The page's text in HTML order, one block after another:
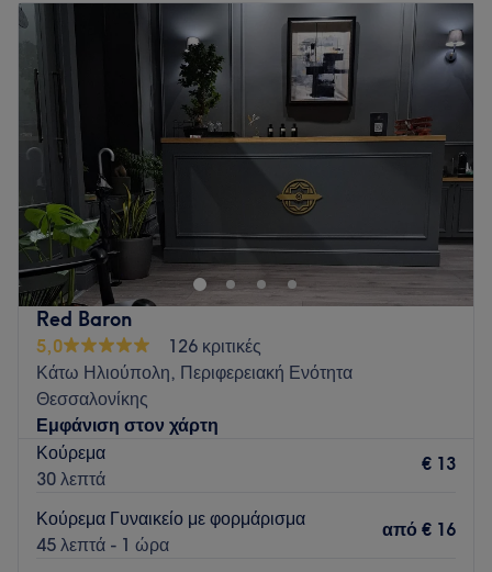
Τρίτη
11:00
20:20
Τετάρτη
11:00
20:20
11:00
20:20
Παρασκευή
11:00
10:00–16:20
Κυριακή
Κλειστό
Ενας industrial διαμορφωμένος χώρος Κομμωτές με
εμπειρία και συνεχής εξέλιξη. Χώρος που απευθύνεται σε
όλους και με πολλές ιδέες για μοναδικά στυλ.
Go to venue
Red Baron
5,0
126 κριτικές
Κάτω Ηλιούπολη, Περιφερειακή Ενότητα
Θεσσαλονίκης
Εμφάνιση στον χάρτη
Κούρεμα
30 λεπτά
€ 13
Κούρεμα Γυναικείο με φορμάρισμα
45 λεπτά - 1 ώρα
από € 16